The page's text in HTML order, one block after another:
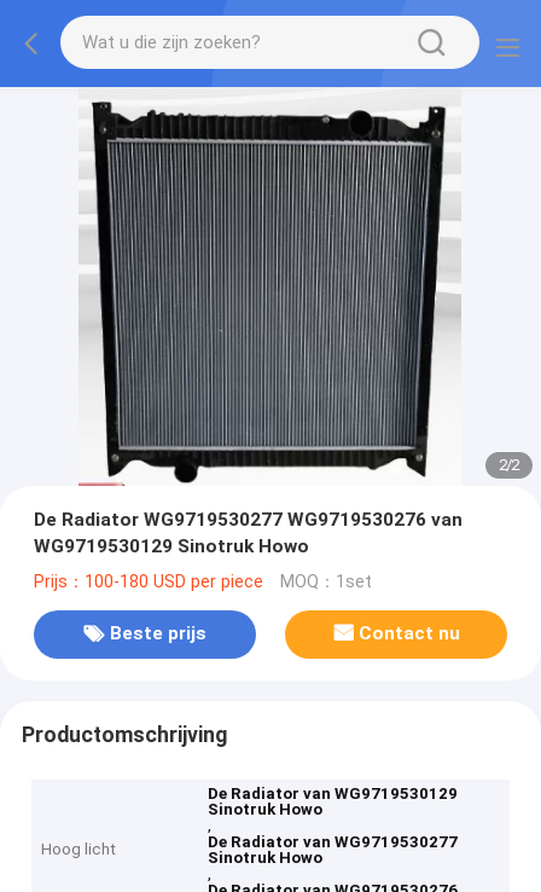
2/2
De Radiator WG9719530277 WG9719530276 van
WG9719530129 Sinotruk Howo
Prijs：100-180 USD per piece MOQ：1set
Beste prijs Contact nu
Productomschrijving
Hoog licht
De Radiator van WG9719530129
Sinotruk Howo
,
De Radiator van WG9719530277
Sinotruk Howo
,